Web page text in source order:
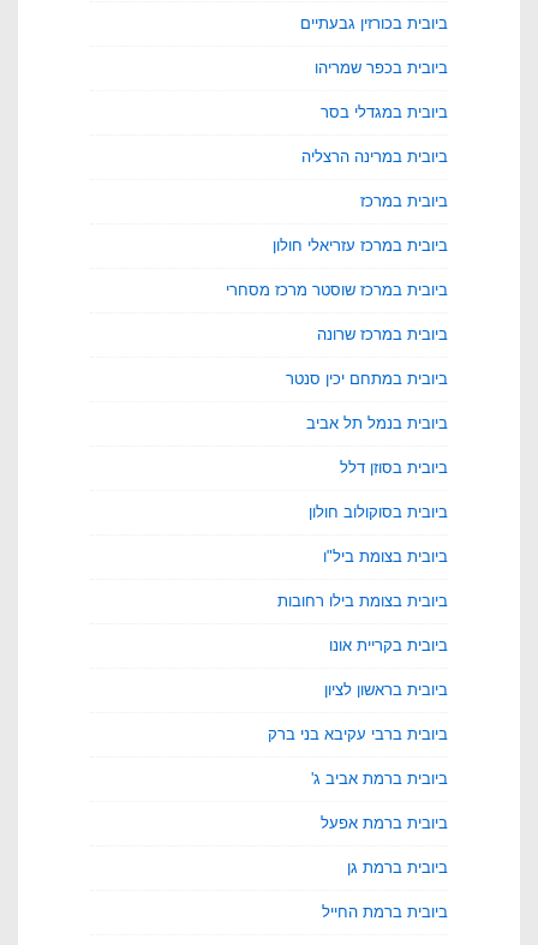
ביובית בכורזין גבעתיים
ביובית בכפר שמריהו
ביובית במגדלי בסר
ביובית במרינה הרצליה
ביובית במרכז
ביובית במרכז עזריאלי חולון
ביובית במרכז שוסטר מרכז מסחרי
ביובית במרכז שרונה
ביובית במתחם יכין סנטר
ביובית בנמל תל אביב
ביובית בסוזן דלל
ביובית בסוקולוב חולון
ביובית בצומת ביל"ו
ביובית בצומת בילו רחובות
ביובית בקריית אונו
ביובית בראשון לציון
ביובית ברבי עקיבא בני ברק
ביובית ברמת אביב ג'
ביובית ברמת אפעל
ביובית ברמת גן
ביובית ברמת החייל